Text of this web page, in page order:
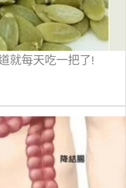
就每天吃一把了!